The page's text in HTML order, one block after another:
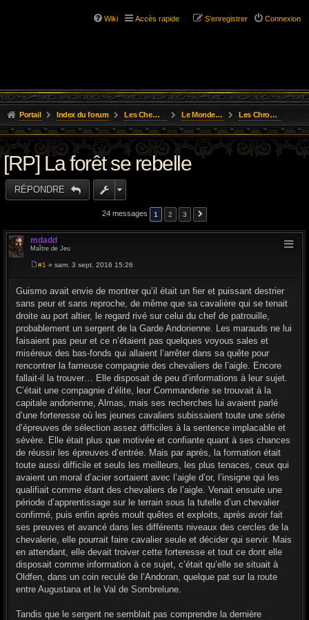
Wiki Accès rapide Connexion
S’enregistrer
Portail Index du forum Les Chemins de L'Aventure Le Monde de Golarion Les Chroniques des Aventures
[RP] La forêt se rebelle
RÉPONDRE
24 messages 1 2 3
mdadd
Maître de Jeu
s
a
e
#1 » sam. 3 sept. 2016 15:26
Guismo avait envie de montrer qu’il était un fier et puissant destrier
sans peur et sans reproche, de même que sa cavalière qui se tenait
droite au port altier, le regard rivé sur celui du chef de patrouille,
probablement un sergent de la Garde Andorienne. Les marauds ne lui
faisaient pas peur et ce n’étaient pas quelques voyous sales et
miséreux des bas-fonds qui allaient l’arrêter dans sa quête pour
rencontrer la fameuse compagnie des chevaliers de l’aigle. Encore
fallait-il la trouver… Elle disposait de peu d’informations à leur sujet.
C’était une compagnie d’élite, leur Commanderie se trouvait à la
capitale andorienne, Almas, mais ses recherches lui avaient parlé
d’une forteresse où les jeunes cavaliers subissaient toute une série
d’épreuves de sélection assez difficiles à la sentence implacable et
sévère. Elle était plus que motivée et confiante quant à ses chances
de réussir les épreuves d’entrée. Mais par après, la formation était
toute aussi difficile et seuls les meilleurs, les plus tenaces, ceux qui
avaient un moral d’acier sortaient avec l’aigle d’or, l’insigne qui les
qualifiait comme étant des chevaliers de l’aigle. Venait ensuite une
période d’apprentissage sur le terrain sous la tutelle d’un chevalier
confirmé, puis enfin après moult quêtes et exploits, après avoir fait
ses preuves et avancé dans les différents niveaux des cercles de la
chevalerie, elle pourrait faire cavalier seule et décider qui servir. Mais
en attendant, elle devait troiver cette forteresse et tout ce dont elle
disposait comme information à ce sujet, c’était qu’elle se situait à
Oldfen, dans un coin reculé de l’Andoran, quelque pat sur la route
entre Augustana et le Val de Sombrelune.
Tandis que le sergent ne semblait pas comprendre la dernière